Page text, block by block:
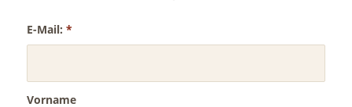
E-Mail: *
Vorname